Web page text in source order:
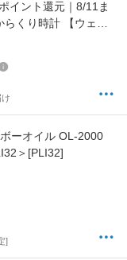
イント還元｜8/11ま
くり時計 【ウェー
地 RE580B [電波自
ーオイル OL-2000
＞[PLI32]
]